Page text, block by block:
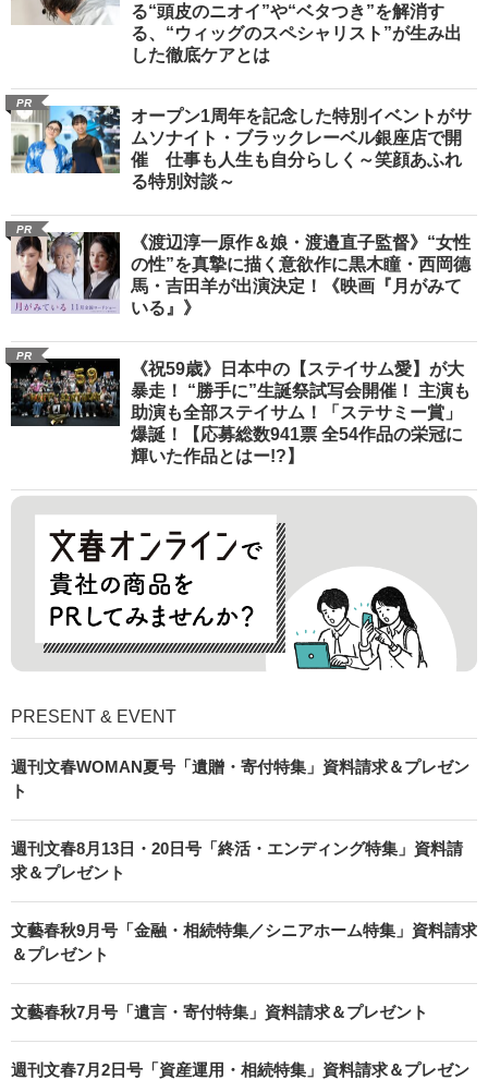
る“頭皮のニオイ”や“ベタつき”を解消す
る、“ウィッグのスペシャリスト”が生み出
した徹底ケアとは
PR
オープン1周年を記念した特別イベントがサ
ムソナイト・ブラックレーベル銀座店で開
催 仕事も人生も自分らしく～笑顔あふれ
る特別対談～
PR
《渡辺淳一原作＆娘・渡邉直子監督》“女性
の性”を真摯に描く意欲作に黒木瞳・西岡德
馬・吉田羊が出演決定！《映画『月がみて
いる』》
PR
《祝59歳》日本中の【ステイサム愛】が大
暴走！ “勝手に”生誕祭試写会開催！ 主演も
助演も全部ステイサム！「ステサミー賞」
爆誕！【応募総数941票 全54作品の栄冠に
輝いた作品とはー!?】
PRESENT & EVENT
週刊文春WOMAN夏号「遺贈・寄付特集」資料請求＆プレゼン
ト
週刊文春8月13日・20日号「終活・エンディング特集」資料請
求＆プレゼント
文藝春秋9月号「金融・相続特集／シニアホーム特集」資料請求
＆プレゼント
文藝春秋7月号「遺言・寄付特集」資料請求＆プレゼント
週刊文春7月2日号「資産運用・相続特集」資料請求＆プレゼン